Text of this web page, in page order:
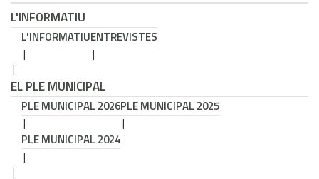
L'INFORMATIU
L'INFORMATIUENTREVISTES
EL PLE MUNICIPAL
PLE MUNICIPAL 2026PLE MUNICIPAL 2025
PLE MUNICIPAL 2024